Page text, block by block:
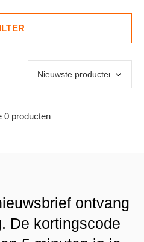
0 producten
ontvang
De kortingscode